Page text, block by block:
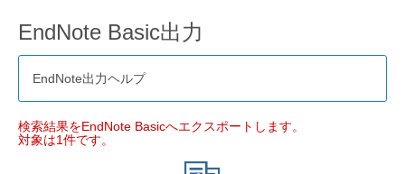
EndNote Basic出力
EndNote出力ヘルプ
検索結果をEndNote Basicへエクスポートします。
対象は1件です。